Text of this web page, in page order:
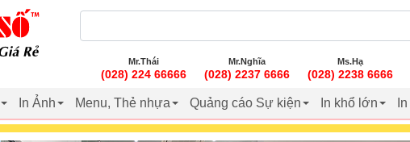
Mr.Thái
(028) 224 66666
Mr.Nghĩa
(028) 2237 6666
Ms.Hạ
(028) 2238 6666
In Ảnh Menu, Thẻ nhựa Quảng cáo Sự kiện In khổ lớn